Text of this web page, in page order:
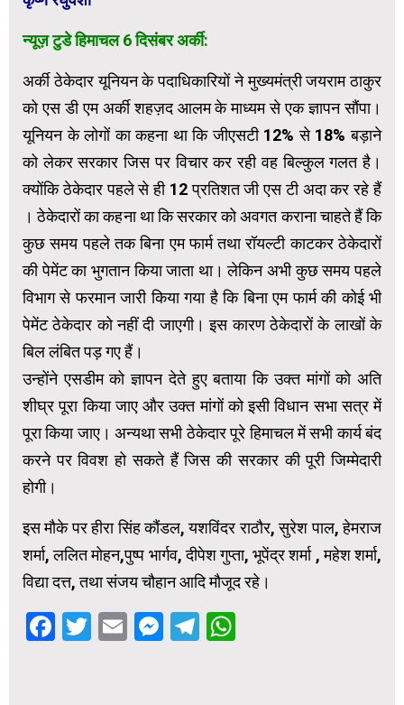
न्यूज़ टुडे हिमाचल 6 दिसंबर अर्की:
अर्की ठेकेदार यूनियन के पदाधिकारियों ने मुख्यमंत्री जयराम ठाकुर
को एस डी एम अर्की शहज़द आलम के माध्यम से एक ज्ञापन सौंपा।
यूनियन के लोगों का कहना था कि जीएसटी 12% से 18% बड़ाने
को लेकर सरकार जिस पर विचार कर रही वह बिल्कुल गलत है।
क्योंकि ठेकेदार पहले से ही 12 प्रतिशत जी एस टी अदा कर रहे हैं
। ठेकेदारों का कहना था कि सरकार को अवगत कराना चाहते हैं कि
कुछ समय पहले तक बिना एम फार्म तथा रॉयल्टी काटकर ठेकेदारों
की पेमेंट का भुगतान किया जाता था। लेकिन अभी कुछ समय पहले
विभाग से फरमान जारी किया गया है कि बिना एम फार्म की कोई भी
पेमेंट ठेकेदार को नहीं दी जाएगी। इस कारण ठेकेदारों के लाखों के
बिल लंबित पड़ गए हैं।
उन्होंने एसडीम को ज्ञापन देते हुए बताया कि उक्त मांगों को अति
शीघ्र पूरा किया जाए और उक्त मांगों को इसी विधान सभा सत्र में
पूरा किया जाए। अन्यथा सभी ठेकेदार पूरे हिमाचल में सभी कार्य बंद
करने पर विवश हो सकते हैं जिस की सरकार की पूरी जिम्मेदारी
होगी।
इस मौके पर हीरा सिंह कौंडल, यशविंदर राठौर, सुरेश पाल, हेमराज
शर्मा, ललित मोहन,पुष्प भार्गव, दीपेश गुप्ता, भूपेंद्र शर्मा , महेश शर्मा,
विद्या दत्त, तथा संजय चौहान आदि मौजूद रहे।
Facebook
Twitter
EmailMessenger
Telegram